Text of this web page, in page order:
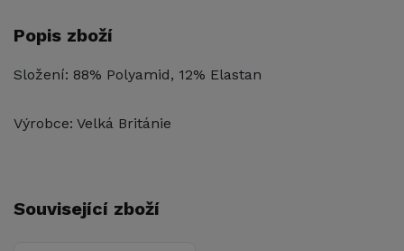
Popis zboží
Složení: 88% Polyamid, 12% Elastan
Výrobce: Velká Británie
Související zboží